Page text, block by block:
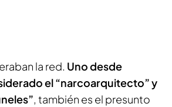
la red. Uno desde
el “narcoarquitecto” y
, también es el presunto